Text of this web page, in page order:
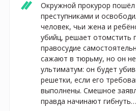
Окружной прокурор пошёл
преступниками и
человек, чьи жена и
убийц, решает отомстить
правосудие
сажают в тюрьму, но он
ультиматум: он будет
решетки, если его
выполнены. Смешное
правда начинают гибнуть…